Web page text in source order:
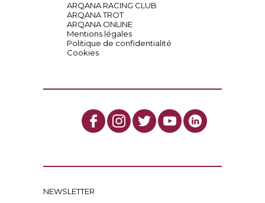
ARQANA RACING CLUB
ARQANA TROT
ARQANA ONLINE
Mentions légales
Politique de confidentialité
Cookies
NEWSLETTER